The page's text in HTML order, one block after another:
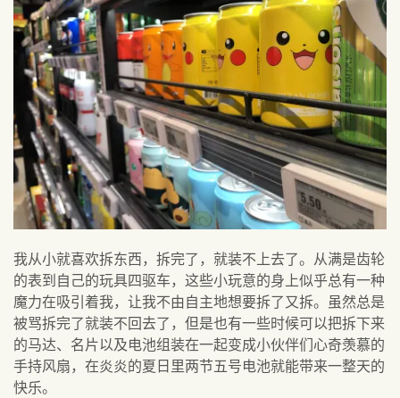
我从小就喜欢拆东西，拆完了，就装不上去了。从满是齿轮
的表到自己的玩具四驱车，这些小玩意的身上似乎总有一种
魔力在吸引着我，让我不由自主地想要拆了又拆。虽然总是
被骂拆完了就装不回去了，但是也有一些时候可以把拆下来
的马达、名片以及电池组装在一起变成小伙伴们心奇羡慕的
手持风扇，在炎炎的夏日里两节五号电池就能带来一整天的
快乐。